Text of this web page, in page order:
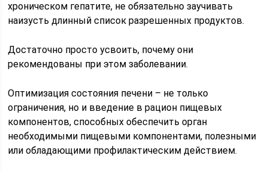
хроническом гепатите, не обязательно заучивать
наизусть длинный список разрешенных продуктов.
Достаточно просто усвоить, почему они
рекомендованы при этом заболевании.
Оптимизация состояния печени – не только
ограничения, но и введение в рацион пищевых
компонентов, способных обеспечить орган
необходимыми пищевыми компонентами, полезными
или обладающими профилактическим действием.